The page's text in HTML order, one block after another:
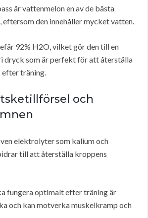
är vattenmelon en av de bästa
den innehåller mycket vatten.
92% H2O, vilket gör den till en
dryck som är perfekt för att återställa
träning.
och
elektrolyter som kalium och
till att återställa kroppens
fungera optimalt efter träning är
och kan motverka muskelkramp och